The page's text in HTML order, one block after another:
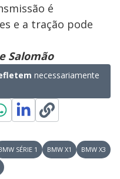
é
e a tração pode
Salomão
necessariamente
SÉRIE 1 BMW X1
BMW X3